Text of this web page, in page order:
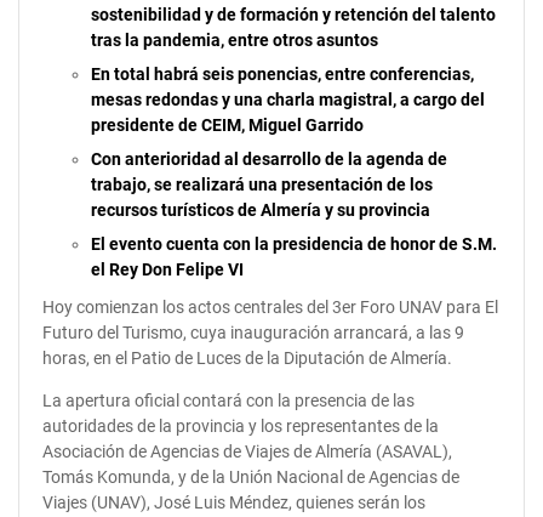
sostenibilidad y de formación y retención del talento
tras la pandemia, entre otros asuntos
En total habrá seis ponencias, entre conferencias,
mesas redondas y una charla magistral, a cargo del
presidente de CEIM, Miguel Garrido
Con anterioridad al desarrollo de la agenda de
trabajo, se realizará una presentación de los
recursos turísticos de Almería y su provincia
El evento cuenta con la presidencia de honor de S.M.
el Rey Don Felipe VI
Hoy comienzan los actos centrales del 3er Foro UNAV para El
Futuro del Turismo, cuya inauguración arrancará, a las 9
horas, en el Patio de Luces de la Diputación de Almería.
La apertura oficial contará con la presencia de las
autoridades de la provincia y los representantes de la
Asociación de Agencias de Viajes de Almería (ASAVAL),
Tomás Komunda, y de la Unión Nacional de Agencias de
Viajes (UNAV), José Luis Méndez, quienes serán los